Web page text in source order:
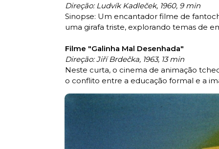
Direção: Ludvík Kadleček, 1960, 9 min
Sinopse: Um encantador filme de
uma girafa triste, explorando temas de
Filme "Galinha Mal Desenhada"
Direção: Jiří Brdečka, 1963, 13 min
Neste curta, o cinema de animação
o conflito entre a educação formal e a